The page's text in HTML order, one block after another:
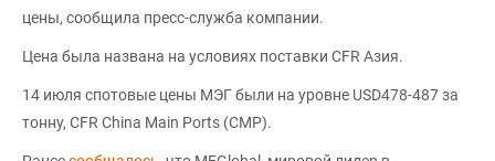
цены, сообщила пресс-служба компании.
Цена была названа на условиях поставки CFR Азия.
14 июля спотовые цены МЭГ были на уровне USD478-487 за
тонну, CFR China Main Ports (CMP).